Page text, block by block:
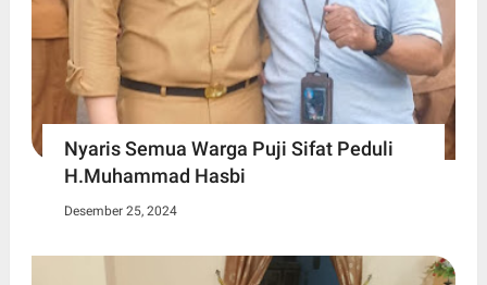
Nyaris Semua Warga Puji Sifat Peduli
H.Muhammad Hasbi
Desember 25, 2024